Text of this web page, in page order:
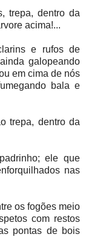
trepa, dentro da
acima!...
e rufos de
galopeando
em cima de nós
bala e
trepa, dentro da
ele que
nas
os fogões meio
com restos
pontas de bois